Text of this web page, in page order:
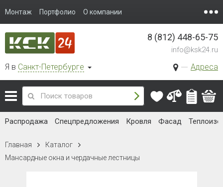
Монтаж Портфолио О компании
Я в Санкт-Петербурге Адреса
8 (812) 448-65-75
info@ksk24.ru
Распродажа Спецпредложения Кровля Фасад
Главная
Каталог
Мансардные окна и чердачные лестницы